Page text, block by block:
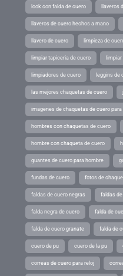
look con falda de cuero llaveros
llaveros de cuero hechos a mano
llavero de cuero limpieza de
limpiar tapiceria de cuero
limpiadores de cuero leggins de
las mejores chaquetas de cuero
imagenes de chaquetas de cuero para
hombres con chaquetas de cuero
hombre con chaqueta de cuero
guantes de cuero para hombre
fundas de cuero fotos de
faldas de cuero negras faldas
falda negra de cuero falda de
falda de cuero granate falda de
cuero de pu cuero de la pu
correas de cuero para reloj